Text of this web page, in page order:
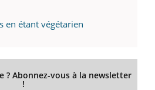
en étant végétarien
? Abonnez-vous à la newsletter
!